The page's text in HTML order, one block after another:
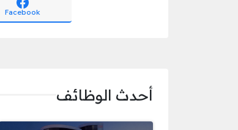
Facebook
أحدث الوظائف